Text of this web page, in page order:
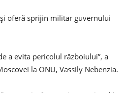
oferă sprijin militar guvernului
a evita pericolul războiului”, a
la ONU, Vassily Nebenzia.